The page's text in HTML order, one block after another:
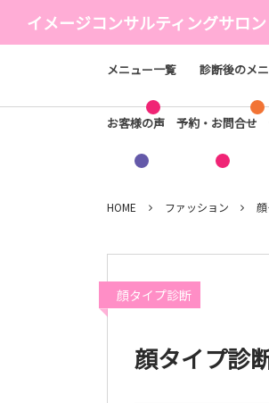
イメージコンサルティングサロ
メニュー一覧 診断後の
お客様の声 予約・お問合せ
HOME ファッション
顔タイプ診断
顔タイプ診